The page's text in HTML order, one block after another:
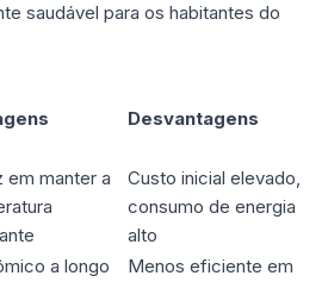
saudável para os habitantes do
Desvantagens
em manter a
Custo inicial elevado,
consumo de energia
alto
a longo
Menos eficiente em